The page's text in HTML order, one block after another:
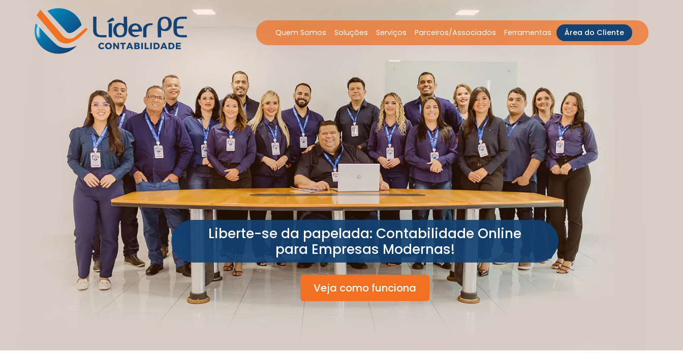
Quem Somos Soluções Serviços Parceiros/Associados Ferramentas Área do Cliente
Liberte-se da papelada: Contabilidade Online
para Empresas Modernas!
Veja como funciona